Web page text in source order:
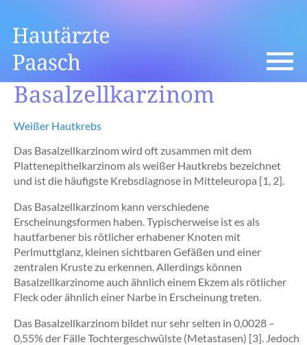
Basalzellkarzinom
Weißer Hautkrebs
Das Basalzellkarzinom wird oft zusammen mit dem
Plattenepithelkarzinom als weißer Hautkrebs bezeichnet
und ist die häufigste Krebsdiagnose in Mitteleuropa [1, 2].
Das Basalzellkarzinom kann verschiedene
Erscheinungsformen haben. Typischerweise ist es als
hautfarbener bis rötlicher erhabener Knoten mit
Perlmuttglanz, kleinen sichtbaren Gefäßen und einer
zentralen Kruste zu erkennen. Allerdings können
Basalzellkarzinome auch ähnlich einem Ekzem als rötlicher
Fleck oder ähnlich einer Narbe in Erscheinung treten.
Das Basalzellkarzinom bildet nur sehr selten in 0,0028 –
0,55% der Fälle Tochtergeschwülste (Metastasen) [3]. Jedoch